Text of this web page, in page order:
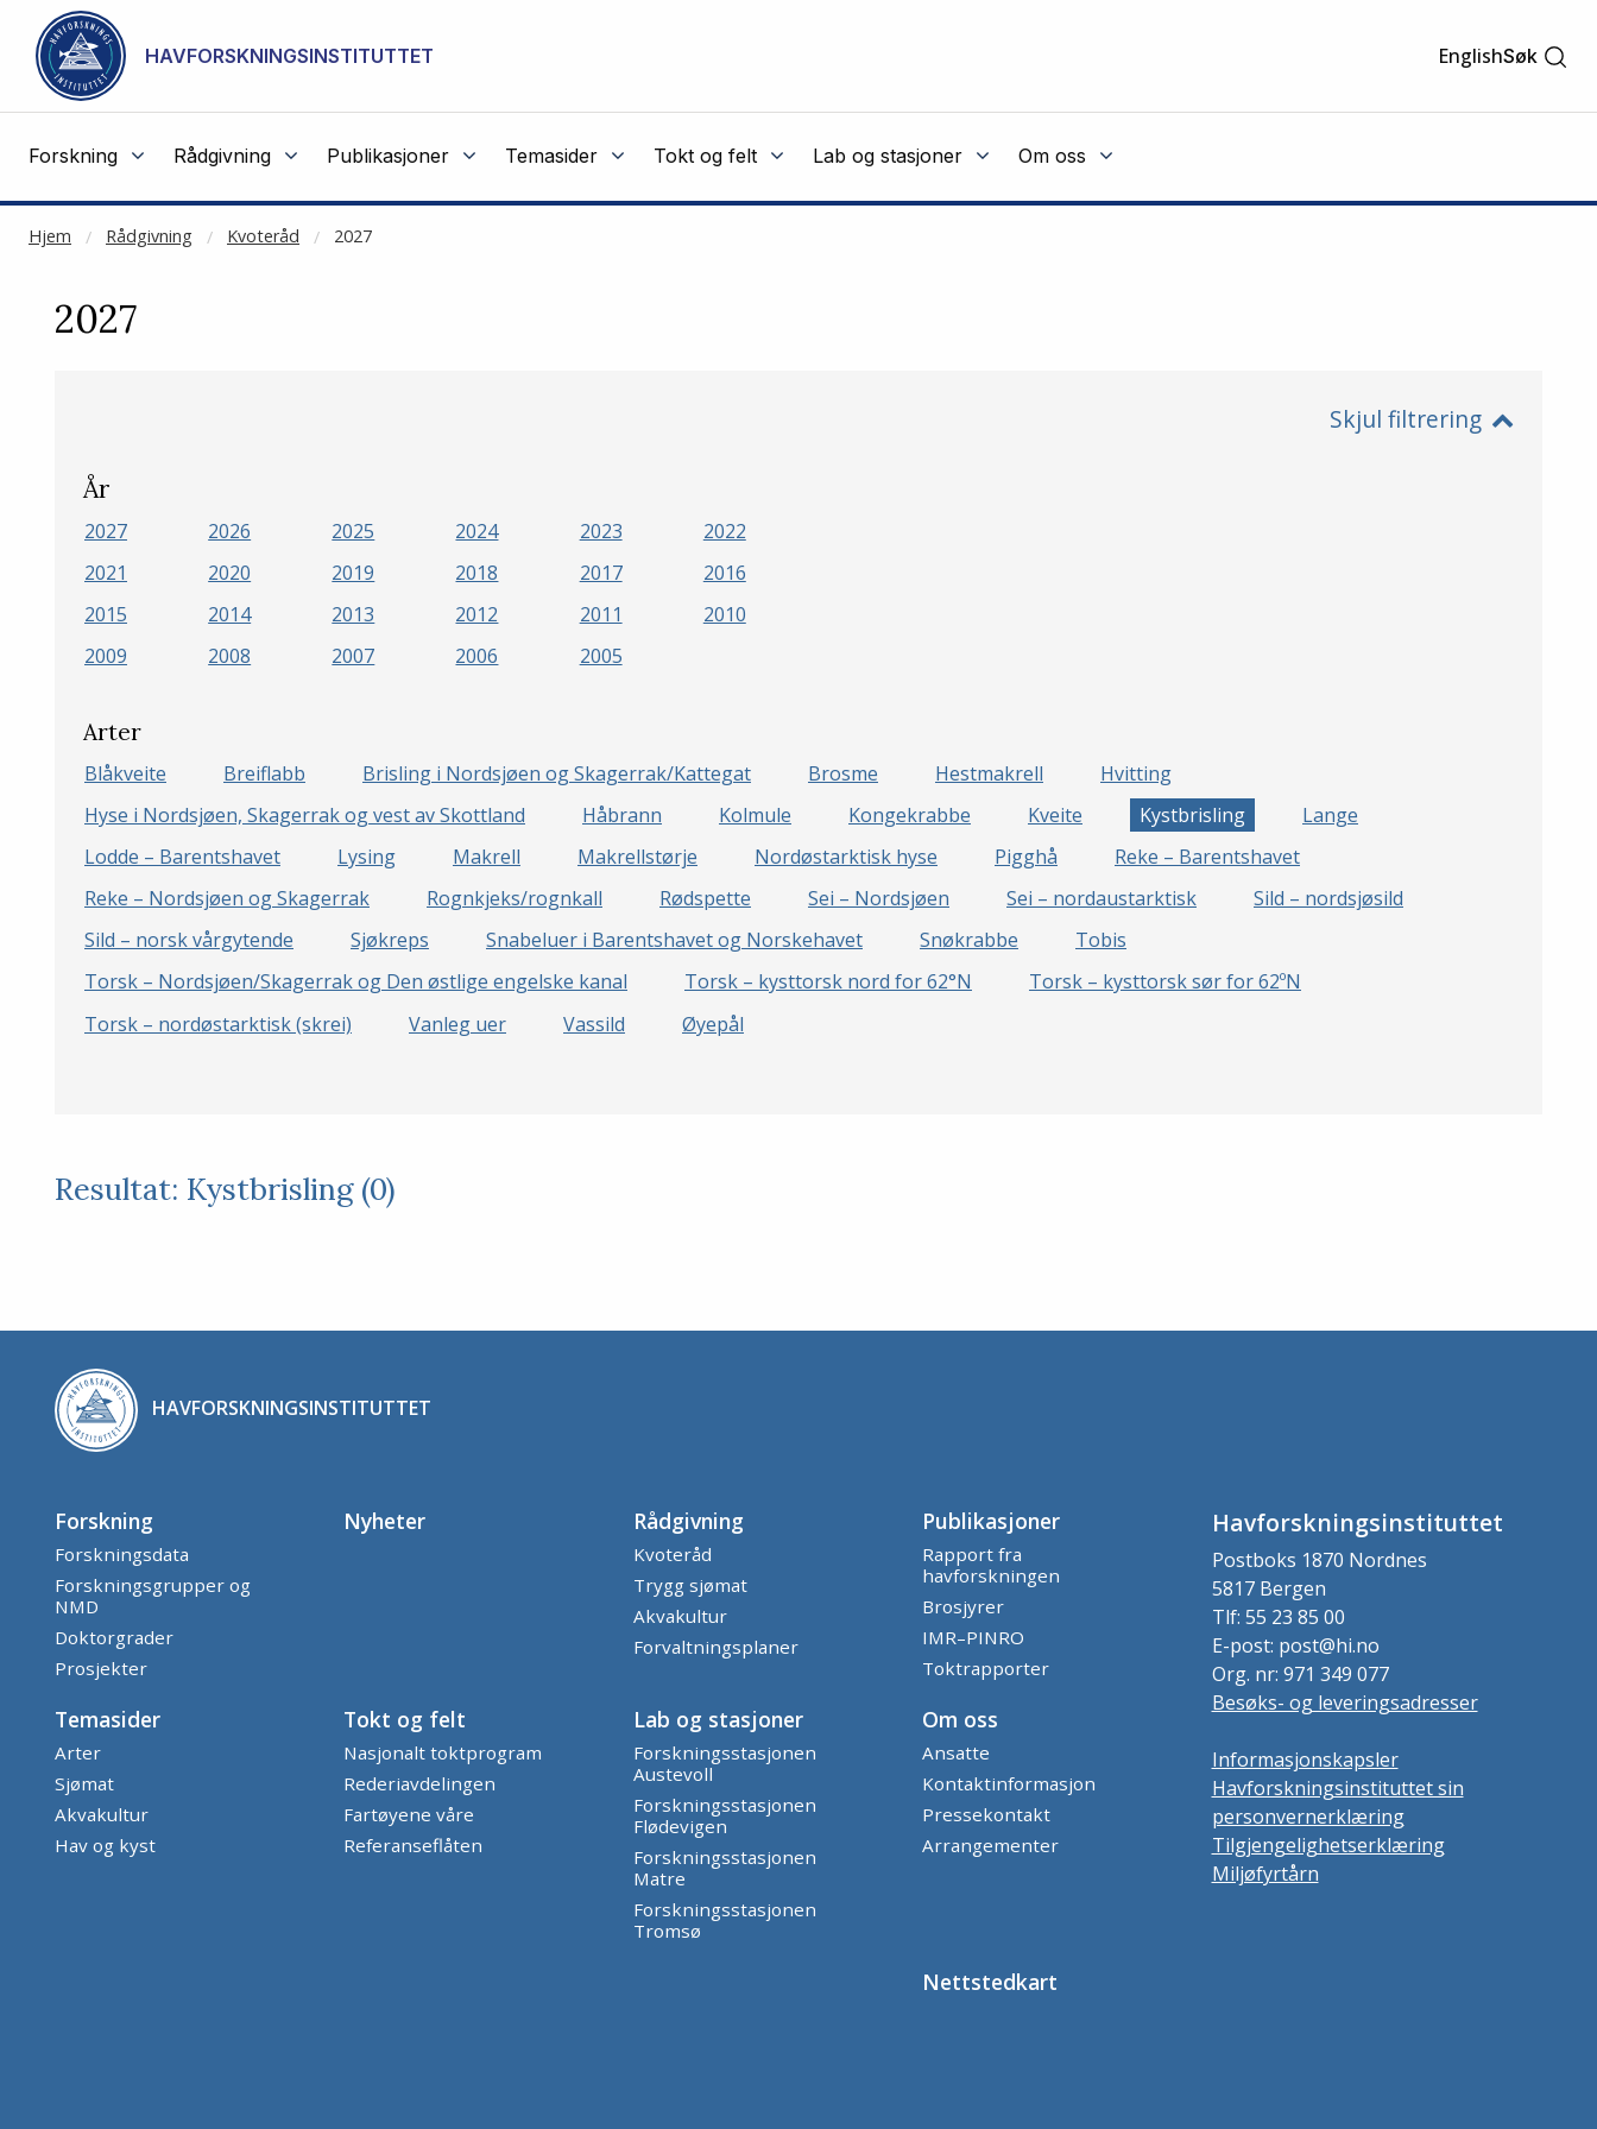
Gå til hovedinnhold
HAVFORSKNINGSINSTITUTTET EnglishSøk
Forskning Rådgivning Publikasjoner Temasider Tokt og felt Lab og stasjoner Om oss
Hjem Rådgivning Kvoteråd 2027
NOT CACHED
2027
Skjul filtrering
År
2027 2026 2025 2024 2023
2022
2021
2020 2019 2018 2017
2016
2015
2014 2013 2012 2011
2010
2009
2008 2007 2006 2005
Arter
Blåkveite Breiflabb Brisling i Nordsjøen og Skagerrak/Kattegat Brosme Hestmakrell
Hvitting
Hyse i Nordsjøen, Skagerrak og vest av Skottland
Håbrann Kolmule Kongekrabbe Kveite Kystbrisling
Lange
Lodde – Barentshavet
Lysing Makrell Makrellstørje Nordøstarktisk hyse Pigghå
Reke – Barentshavet
Reke – Nordsjøen og Skagerrak
Rognkjeks/rognkall Rødspette Sei – Nordsjøen Sei – nordaustarktisk
Sild – nordsjøsild
Sild – norsk vårgytende
Sjøkreps Snabeluer i Barentshavet og Norskehavet Snøkrabbe
Tobis
Torsk – Nordsjøen/Skagerrak og Den østlige engelske kanal
Torsk – kysttorsk nord for 62°N
Torsk – kysttorsk sør for 62ºN
Torsk – nordøstarktisk (skrei)
Vanleg uer Vassild Øyepål
Resultat: Kystbrisling (0)
HAVFORSKNINGSINSTITUTTET
Forskning
Forskningsdata
Forskningsgrupper og
NMD
Doktorgrader
Prosjekter
Nyheter Rådgivning
Kvoteråd
Trygg sjømat
Akvakultur
Forvaltningsplaner
Publikasjoner
Rapport fra
havforskningen
Brosjyrer
IMR–PINRO
Toktrapporter
Temasider
Arter
Sjømat
Akvakultur
Hav og kyst
Tokt og felt
Nasjonalt toktprogram
Rederiavdelingen
Fartøyene våre
Referanseflåten
Lab og stasjoner
Forskningsstasjonen
Austevoll
Forskningsstasjonen
Flødevigen
Forskningsstasjonen
Matre
Forskningsstasjonen
Tromsø
Om oss
Ansatte
Kontaktinformasjon
Pressekontakt
Arrangementer
Nettstedkart
Havforskningsinstituttet
Postboks 1870 Nordnes
5817 Bergen
Tlf: 55 23 85 00
E-post: post@hi.no
Org. nr: 971 349 077
Besøks- og leveringsadresser
Informasjonskapsler
Havforskningsinstituttet sin
personvernerklæring
Tilgjengelighetserklæring
Miljøfyrtårn